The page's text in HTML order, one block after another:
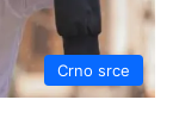
Crno srce